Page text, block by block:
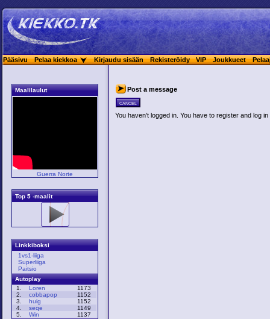
Pääsivu Pelaa kiekkoa Kirjaudu sisään Rekisteröidy VIP Joukkueet
Maalilaulut
Guerra Norte
Top 5 -maalit
Linkkiboksi
1vs1-liiga
Superliiga
Paitsio
Autoplay
1.
Loren
1173
2.
cobbapop
1152
3.
huig
1152
4.
seqe
1149
5.
Win
1137
Post a message
cancel
You haven't logged in. You have to register and log